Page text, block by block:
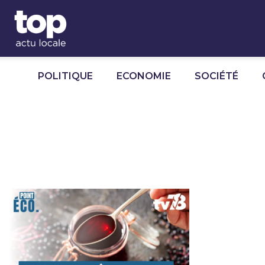
POLITIQUE ECONOMIE SOCIÉTÉ